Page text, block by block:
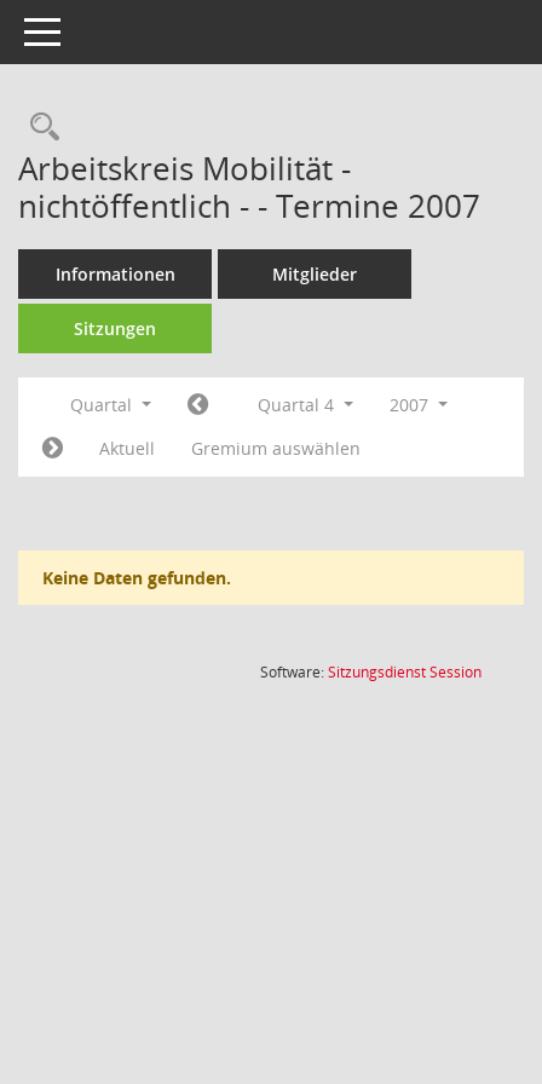
Toggle navigation
Rechercheauswahl
Arbeitskreis Mobilität -
nichtöffentlich - - Termine 2007
Informationen Mitglieder
Sitzungen
Quartal Quartal 4
2007
Aktuell
Gremium auswählen
Keine Daten gefunden.
Software:SitzungsdienstSession(Wird in